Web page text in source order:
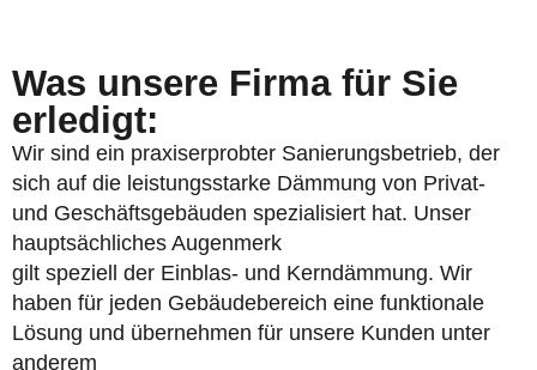
Was unsere Firma für Sie
erledigt:
Wir sind ein praxiserprobter Sanierungsbetrieb, der
sich auf die leistungsstarke Dämmung von Privat-
und Geschäftsgebäuden spezialisiert hat. Unser
hauptsächliches Augenmerk
gilt speziell der Einblas- und Kerndämmung. Wir
haben für jeden Gebäudebereich eine funktionale
Lösung und übernehmen für unsere Kunden unter
anderem